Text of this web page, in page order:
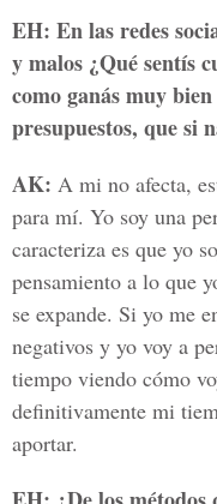
EH: En las redes
y malos ¿Qué sentís
como ganás muy
presupuestos, que si
AK: A mi no afecta,
para mí. Yo soy una
caracteriza es que yo
pensamiento a lo que
se expande. Si yo me
negativos y yo voy a
tiempo viendo cómo
definitivamente mi
aportar.